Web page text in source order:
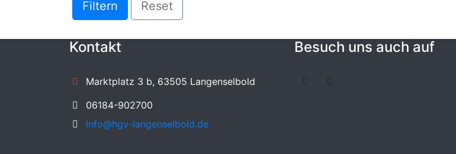
Filtern Reset
Kontakt
Marktplatz 3 b, 63505 Langenselbold
06184-902700
info@hgv-langenselbold.de
Besuch uns auch auf